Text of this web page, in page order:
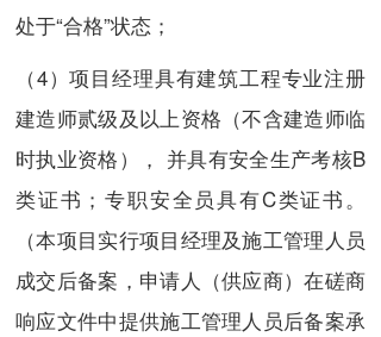
处于“合格”状态；
（4）项目经理具有建筑工程专业注册
建造师贰级及以上资格（不含建造师临
时执业资格）， 并具有安全生产考核B
类证书；专职安全员具有C类证书。
（本项目实行项目经理及施工管理人员
成交后备案，申请人（供应商）在磋商
响应文件中提供施工管理人员后备案承